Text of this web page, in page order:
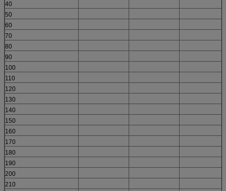
40
50
60
70
80
90
100
110
120
130
140
150
160
170
180
190
200
210